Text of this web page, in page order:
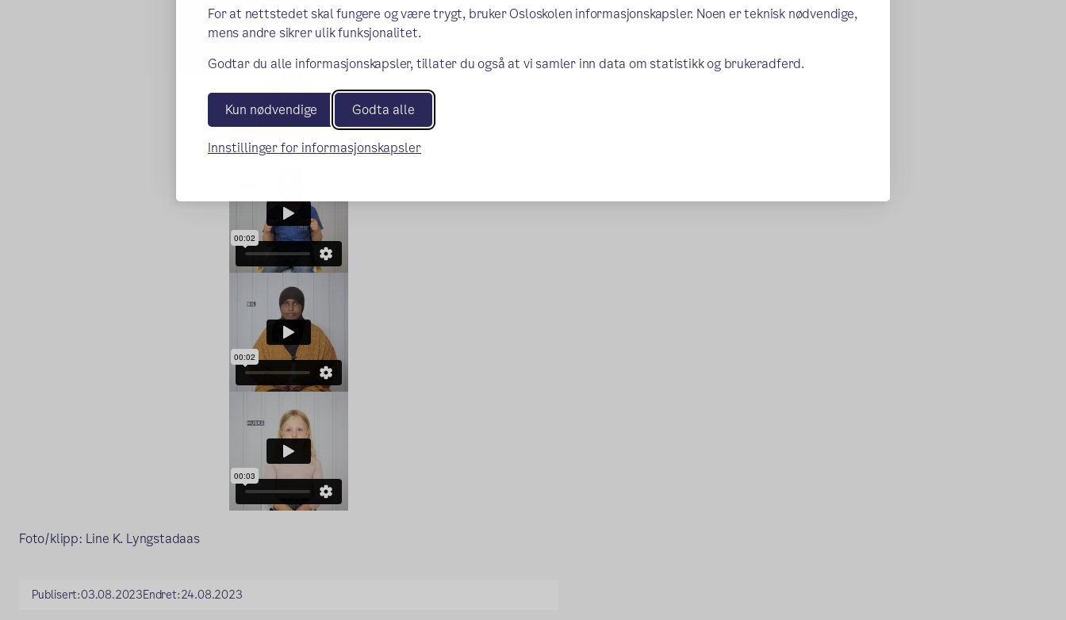
For at nettstedet skal fungere og være trygt, bruker Osloskolen informasjonskapsler. Noen er teknisk nødvendige,
mens andre sikrer ulik funksjonalitet.
Godtar du alle informasjonskapsler, tillater du også at vi samler inn data om statistikk og brukeradferd.
Kun nødvendige Godta alle
Innstillinger for informasjonskapsler
Foto/klipp: Line K. Lyngstadaas
Publisert:03.08.2023Endret:24.08.2023